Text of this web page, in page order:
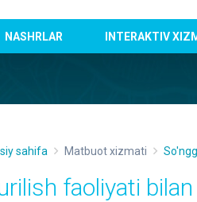
NASHRLAR INTERAKTIV
sahifa Matbuot xizmati
faoliyati